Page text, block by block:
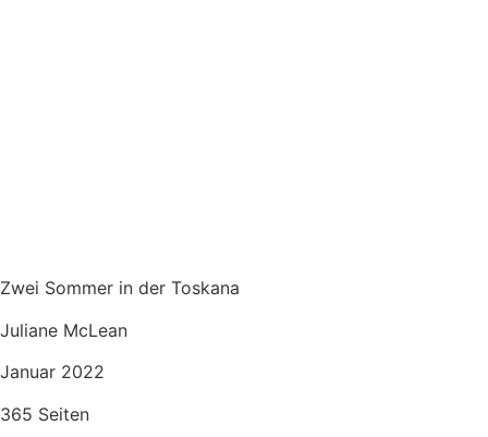
Zwei Sommer in der Toskana
Juliane McLean
Januar 2022
365 Seiten